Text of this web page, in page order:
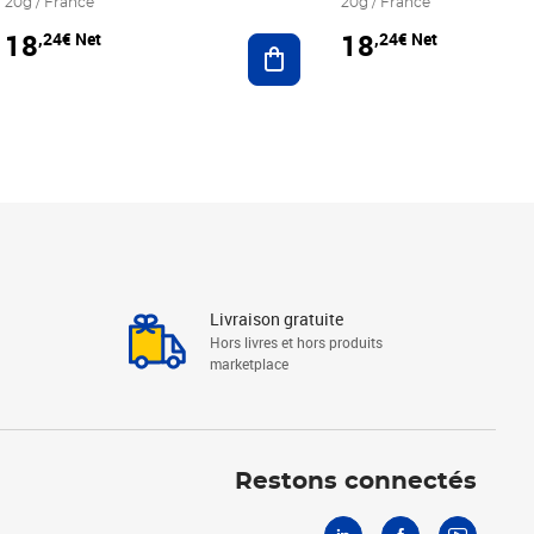
au panier
18,24€ Net Ajouter au panier
18,24€ Net
Livraison gratuite
Hors livres et hors produits
marketplace
Restons connectés